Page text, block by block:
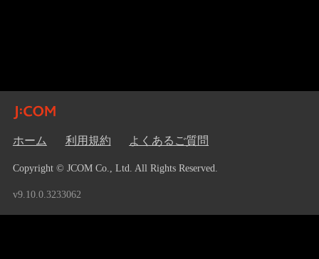
ホーム 利用規約 よくあるご質問
Copyright © JCOM Co., Ltd. All Rights Reserved.
v9.10.0.3233062